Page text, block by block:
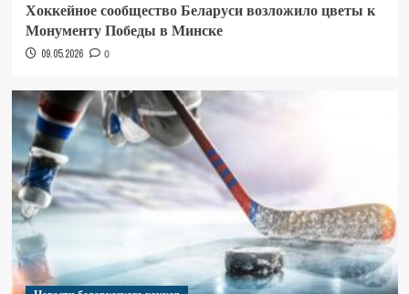
Хоккейное сообщество Беларуси возложило цветы к
Монументу Победы в Минске
09.05.2026 0